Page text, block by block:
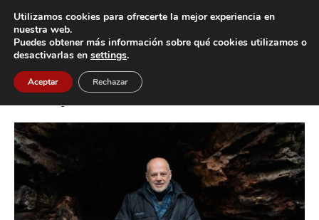
Inicio Etiquetas I Premio Altaïr de Literatura de Viajes
Etiqueta: I Premio Altaïr de Literatura
de Viajes
Utilizamos cookies para ofrecerte la mejor experiencia en
nuestra web.
Puedes obtener más información sobre qué cookies utilizamos o
desactivarlas en settings.
Aceptar Rechazar